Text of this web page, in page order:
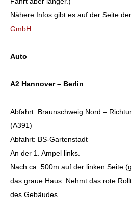
Nähere Infos gibt es auf der Seite der
GmbH
Auto
A2 Hannover – Berlin
Abfahrt: Braunschweig Nord –
(A391)
Abfahrt: BS-Gartenstadt
An der 1. Ampel links.
Nach ca. 500m auf der linken Seite
das graue Haus. Nehmt das rote
des Gebäudes.